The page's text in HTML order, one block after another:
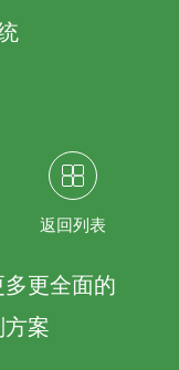
返回列表
更全面的
方案